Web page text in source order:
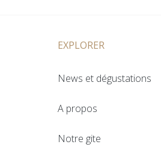
EXPLORER
News et dégustations
A propos
Notre gite